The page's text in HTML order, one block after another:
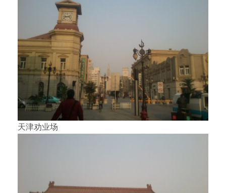
天津劝业场